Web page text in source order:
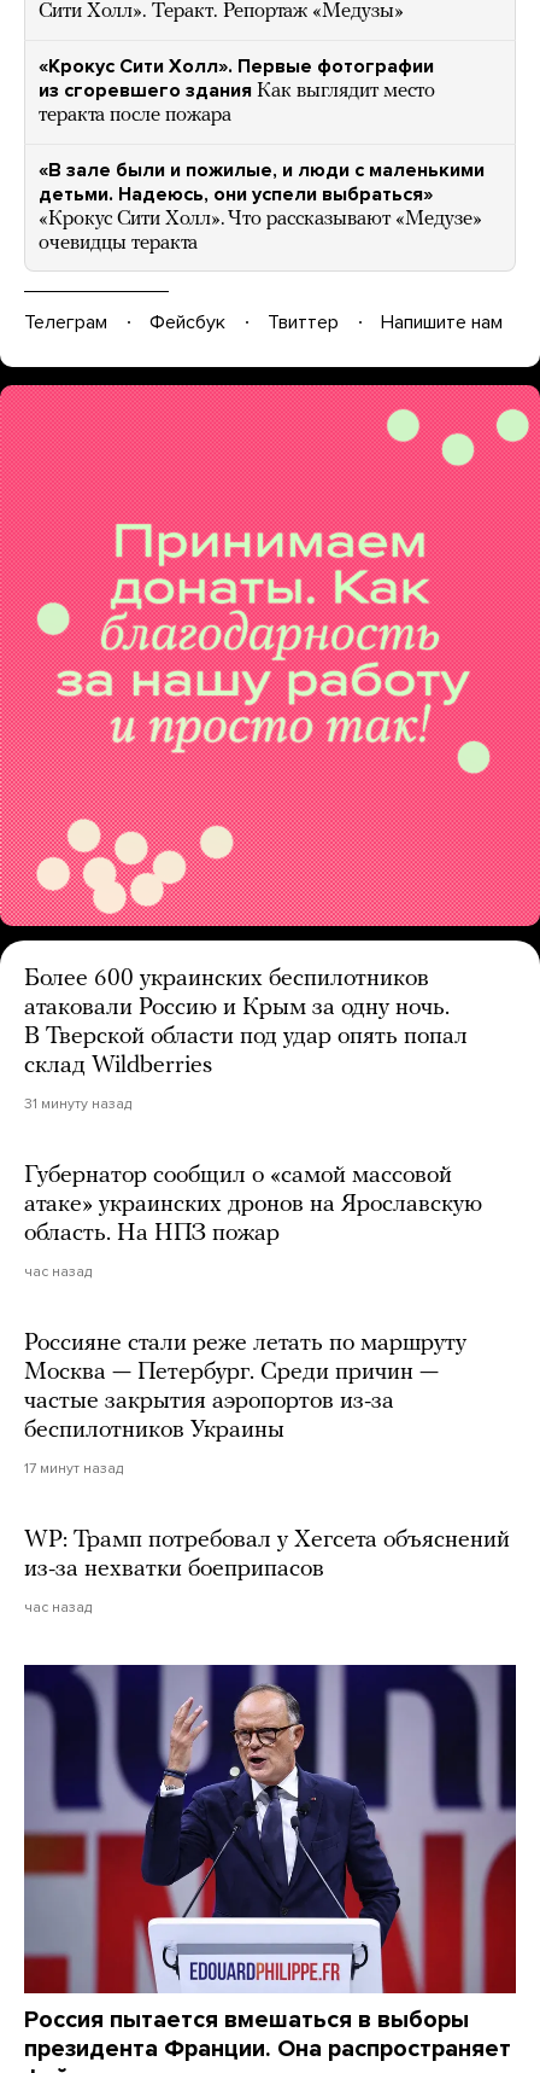
Сити Холл». Теракт. Репортаж «Медузы»
«Крокус Сити Холл». Первые фотографии
из сгоревшего здания Как выглядит место
теракта после пожара
«В зале были и пожилые, и люди с маленькими
детьми. Надеюсь, они успели выбраться»
«Крокус Сити Холл». Что рассказывают «Медузе»
очевидцы теракта
Телеграм Фейсбук Твиттер Напишите нам
Более 600 украинских беспилотников
атаковали Россию и Крым за одну ночь.
В Тверской области под удар опять попал
склад Wildberries
31 минуту назад
Губернатор сообщил о «самой массовой
атаке» украинских дронов на Ярославскую
область. На НПЗ пожар
час назад
Россияне стали реже летать по маршруту
Москва — Петербург. Среди причин —
частые закрытия аэропортов из-за
беспилотников Украины
17 минут назад
WP: Трамп потребовал у Хегсета объяснений
из-за нехватки боеприпасов
час назад
Россия пытается вмешаться в выборы
президента Франции. Она распространяет